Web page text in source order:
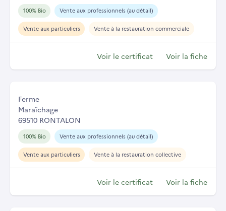
100% Bio Vente aux professionnels (au détail)
Vente aux particuliers Vente à la restauration commerciale
Voir le certificat Voir la fiche
Ferme
Maraîchage
69510 RONTALON
100% Bio Vente aux professionnels (au détail)
Vente aux particuliers Vente à la restauration collective
Voir le certificat Voir la fiche